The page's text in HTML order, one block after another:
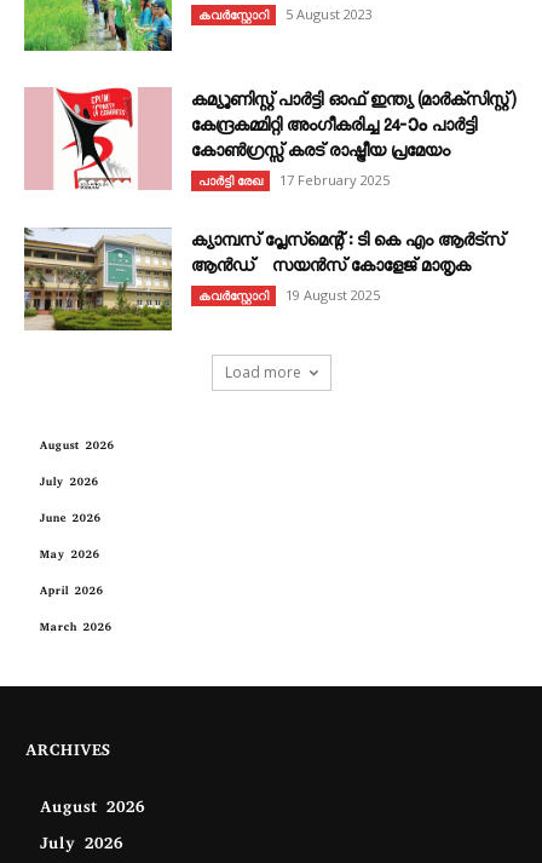
കവര്‍സ്റ്റോറി 5 August 2023
കമ്യൂണിസ്റ്റ് പാർട്ടി ഓഫ് ഇന്ത്യ (മാർക്സിസ്റ്റ്)
കേന്ദ്രകമ്മിറ്റി അംഗീകരിച്ച 24‐ാം പാർട്ടി
കോൺഗ്രസ്സ് കരട് രാഷ്ട്രീയ പ്രമേയം
പാർട്ടി രേഖ 17 February 2025
ക്യാമ്പസ് പ്ലേസ്മെന്റ് : ടി കെ എം ആർട്സ്
ആൻഡ് സയൻസ് കോളേജ് മാതൃക
കവര്‍സ്റ്റോറി 19 August 2025
Load more
August 2026
July 2026
June 2026
May 2026
April 2026
March 2026
ARCHIVES
August 2026
July 2026